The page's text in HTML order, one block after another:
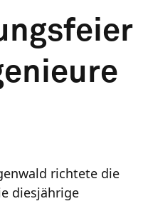
richtete die
diesjährige